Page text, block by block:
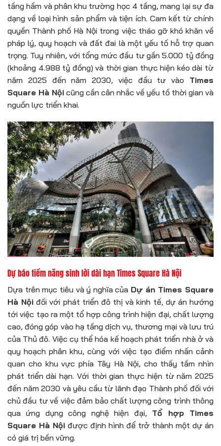
tầng hầm và phân khu trường học 4 tầng, mang lại sự đa
dạng về loại hình sản phẩm và tiện ích. Cam kết từ chính
quyền Thành phố Hà Nội trong việc tháo gỡ khó khăn về
pháp lý, quy hoạch và đất đai là một yếu tố hỗ trợ quan
trọng. Tuy nhiên, với tổng mức đầu tư gần 5.000 tỷ đồng
(khoảng 4.988 tỷ đồng) và thời gian thực hiện kéo dài từ
năm 2025 đến năm 2030, việc đầu tư vào Times
Square Hà Nội cũng cần cân nhắc về yếu tố thời gian và
nguồn lực triển khai.
Dự báo tiềm năng sinh lời dài hạn Times Square Hà Nội
Dựa trên mục tiêu và ý nghĩa của Dự án Times Square
Hà Nội đối với phát triển đô thị và kinh tế, dự án hướng
tới việc tạo ra một tổ hợp công trình hiện đại, chất lượng
cao, đóng góp vào hạ tầng dịch vụ, thương mại và lưu trú
của Thủ đô. Việc cụ thể hóa kế hoạch phát triển nhà ở và
quy hoạch phân khu, cùng với việc tạo điểm nhấn cảnh
quan cho khu vực phía Tây Hà Nội, cho thấy tầm nhìn
phát triển dài hạn. Với thời gian thực hiện từ năm 2025
đến năm 2030 và yêu cầu từ lãnh đạo Thành phố đối với
chủ đầu tư về việc đảm bảo chất lượng công trình thông
qua ứng dụng công nghệ hiện đại, Tổ hợp Times
Square Hà Nội được định hình để trở thành một dự án
có giá trị bền vững.